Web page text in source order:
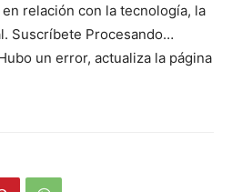
relación con la tecnología, la
Suscríbete Procesando…
un error, actualiza la página